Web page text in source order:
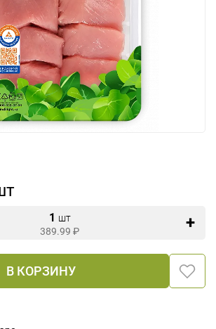
1 шт
389.99 ₽
В КОРЗИНУ